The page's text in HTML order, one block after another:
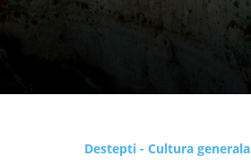
Destepti - Cultura generala